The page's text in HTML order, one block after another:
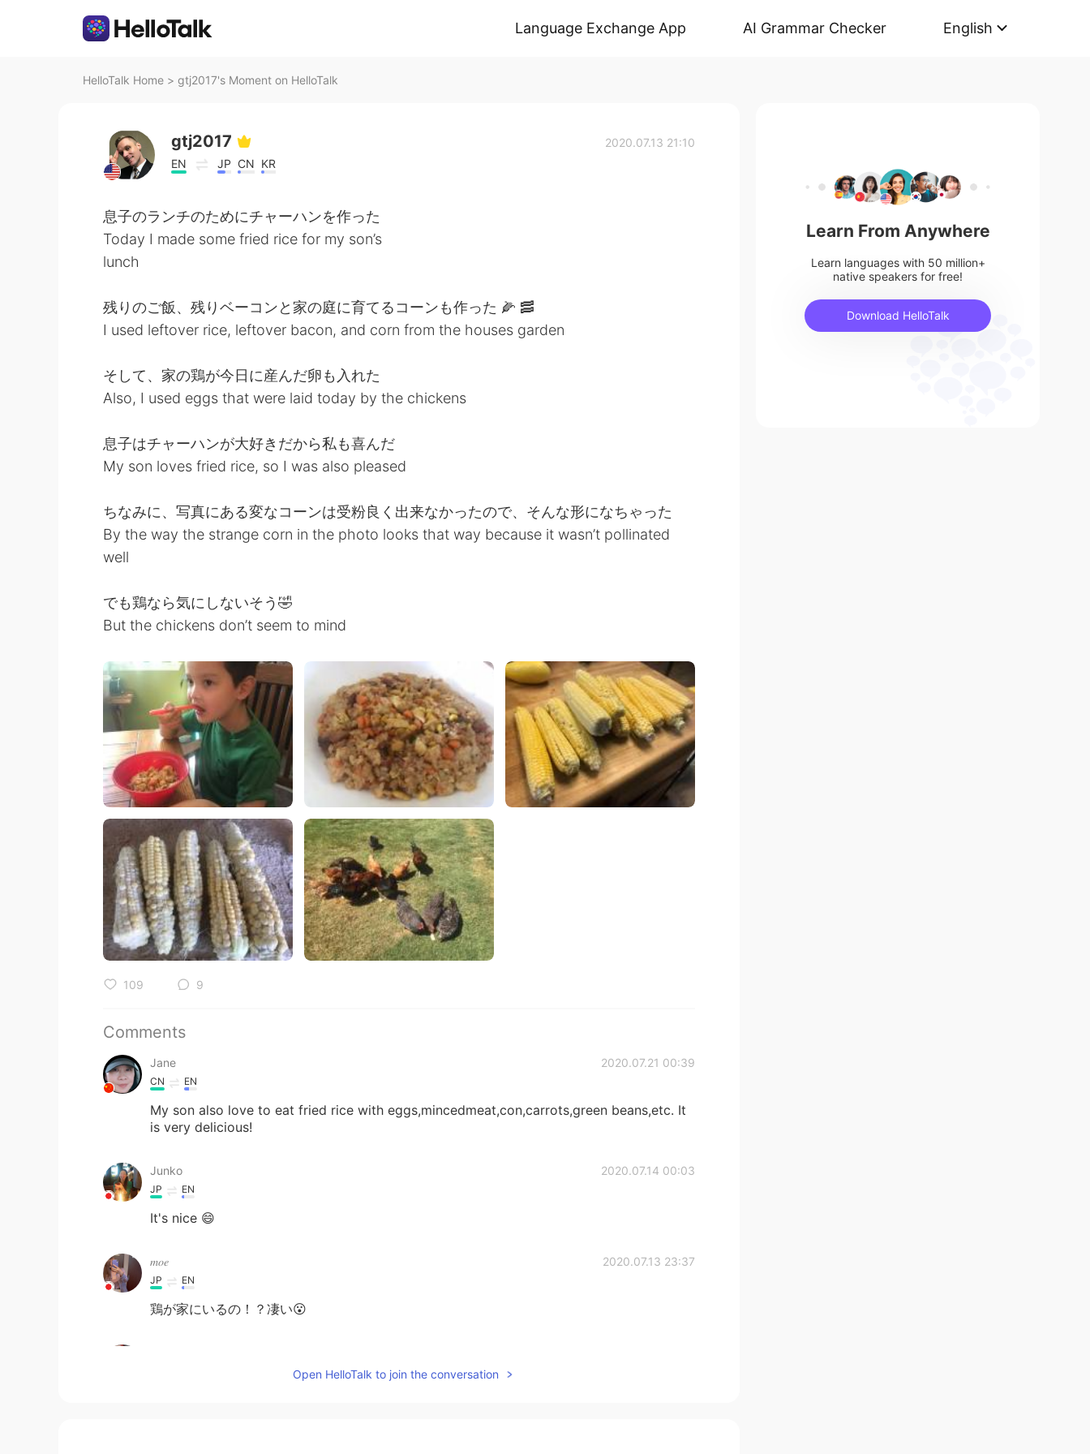
Language Exchange App AI Grammar Checker English
HelloTalk Home > gtj2017's Moment on HelloTalk
gtj2017
EN JP CN KR
2020.07.13 21:10
息子のランチのためにチャーハンを作った
Today I made some fried rice for my son’s
lunch
残りのご飯、残りベーコンと家の庭に育てるコーンも作った 🌽 🥓
I used leftover rice, leftover bacon, and corn from the houses garden
そして、家の鶏が今日に産んだ卵も入れた
Also, I used eggs that were laid today by the chickens
息子はチャーハンが大好きだから私も喜んだ
My son loves fried rice, so I was also pleased
ちなみに、写真にある変なコーンは受粉良く出来なかったので、そんな形になちゃった
By the way the strange corn in the photo looks that way because it wasn’t pollinated
well
でも鶏なら気にしないそう🤣
But the chickens don’t seem to mind
109 9
Comments
Jane 2020.07.21 00:39
CN EN
My son also love to eat fried rice with eggs,mincedmeat,con,carrots,green beans,etc. It
is very delicious!
Junko 2020.07.14 00:03
JP EN
It's nice 😄
𝑚𝑜𝑒 2020.07.13 23:37
JP EN
鶏が家にいるの！？凄い😮
Open HelloTalk to join the conversation
Learn From Anywhere
Learn languages with 50 million+
native speakers for free!
Download HelloTalk